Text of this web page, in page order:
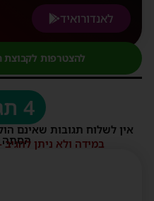
לאנדורואיד
להצטרפות לקבוצת
4 תגובות
אין לשלוח תגובות שאינם
הסתה
במידה ולא ניתן להגיב -